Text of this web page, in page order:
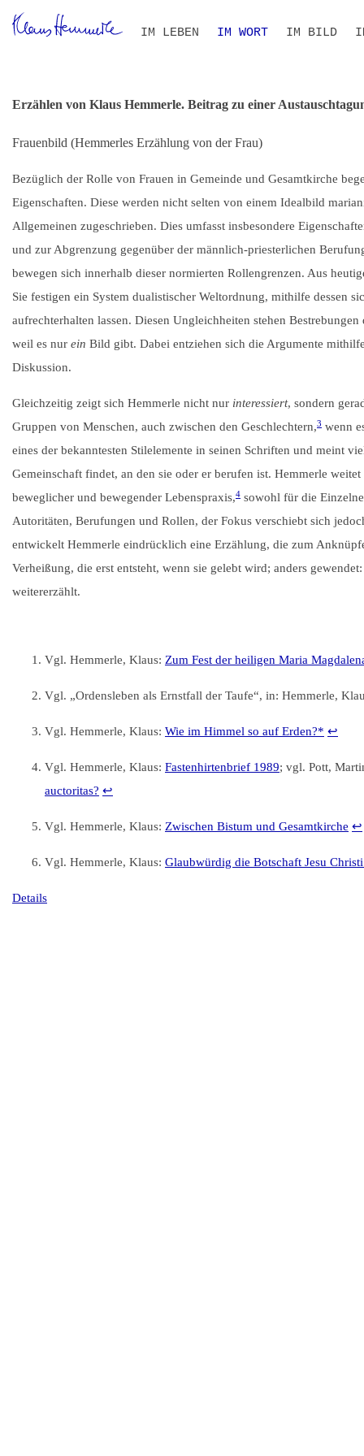
IM LEBEN
IM WORT
IM BILD
Erzählen von Klaus Hemmerle. Beitrag zu einer
Frauenbild (Hemmerles Erzählung von der Frau)
Bezüglich der Rolle von Frauen in Gemeinde und Gesamtkirche
Eigenschaften. Diese werden nicht selten von einem Idealbild
Allgemeinen zugeschrieben. Dies umfasst insbesondere
und zur Abgrenzung gegenüber der männlich-priesterlichen
bewegen sich innerhalb dieser normierten Rollengrenzen. Aus
Sie festigen ein System dualistischer Weltordnung, mithilfe dessen
aufrechterhalten lassen. Diesen Ungleichheiten stehen
weil es nur ein Bild gibt. Dabei entziehen sich die Argumente
Diskussion.
Gleichzeitig zeigt sich Hemmerle nicht nur interessiert, sondern
Gruppen von Menschen, auch zwischen den Geschlechtern,3 wenn
eines der bekanntesten Stilelemente in seinen Schriften und meint
Gemeinschaft findet, an den sie oder er berufen ist. Hemmerle
beweglicher und bewegender Lebenspraxis,4 sowohl für die
Autoritäten, Berufungen und Rollen, der Fokus verschiebt sich
entwickelt Hemmerle eindrücklich eine Erzählung, die zum
Verheißung, die erst entsteht, wenn sie gelebt wird; anders
weitererzählt.
Vgl. Hemmerle, Klaus: Zum Fest der heiligen Maria
Vgl. „Ordensleben als Ernstfall der Taufe“, in: Hemmerle,
Vgl. Hemmerle, Klaus: Wie im Himmel so auf Erden?* ↩︎
Vgl. Hemmerle, Klaus: Fastenhirtenbrief 1989; vgl. Pott,
auctoritas? ↩︎
Vgl. Hemmerle, Klaus: Zwischen Bistum und Gesamtkirche ↩︎
Vgl. Hemmerle, Klaus: Glaubwürdig die Botschaft Jesu
Details